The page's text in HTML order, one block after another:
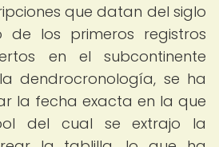
que datan del siglo
de los primeros registros
en el subcontinente
dendrocronología, se ha
la fecha exacta en la que
del cual se extrajo la